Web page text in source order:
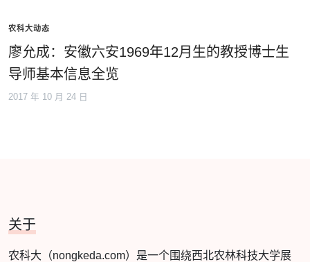
农科大动态
廖允成：安徽六安1969年12月生的教授博士生
导师基本信息全览
2017 年 10 月 24 日
关于
农科大（nongkeda.com）是一个围绕西北农林科技大学展